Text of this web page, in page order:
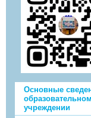
Основные
образовательном
учреждении